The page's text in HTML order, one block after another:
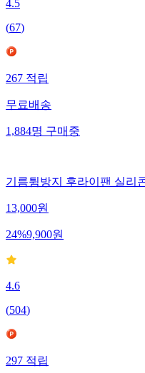
4.5
(67)
267적립
무료배송
1,884명구매중
기름튐방지 후라이팬 실리
13,000원
24%9,900원
4.6
(504)
297적립